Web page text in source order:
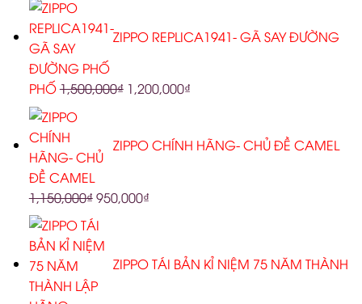
ZIPPO REPLICA1941- GÃ SAY ĐƯỜNG
PHỐ1,500,000₫ 1,200,000₫
ZIPPO CHÍNH HÃNG- CHỦ ĐỀ CAMEL
1,150,000₫950,000₫
ZIPPO TÁI BẢN KỈ NIỆM 75 NĂM THÀNH